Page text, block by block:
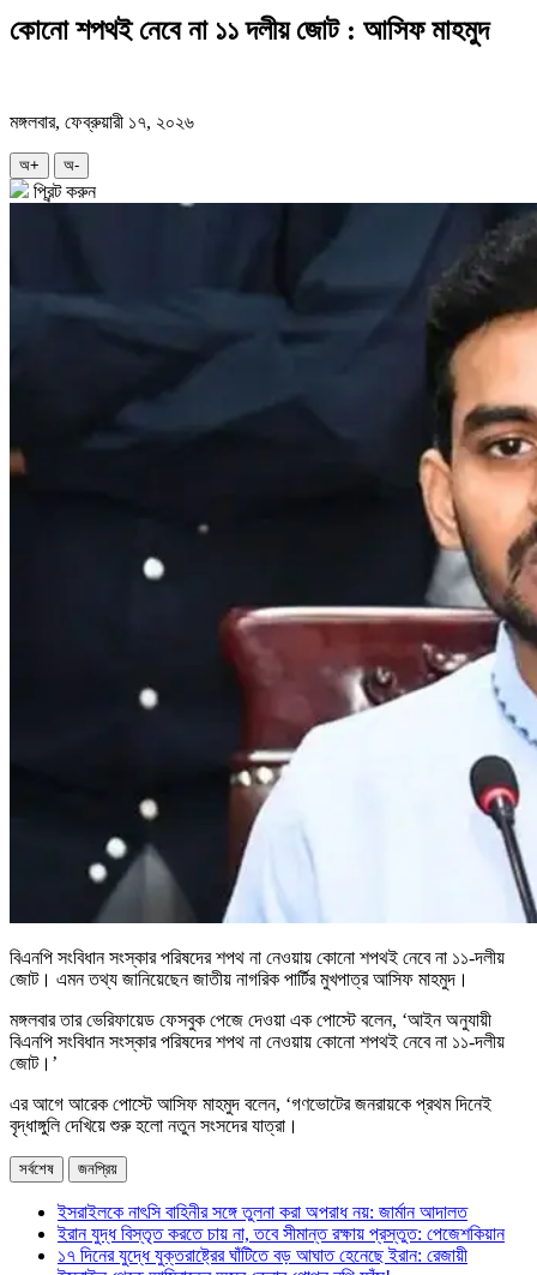
কোনো শপথই নেবে না ১১ দলীয় জোট : আসিফ মাহমুদ
মঙ্গলবার, ফেব্রুয়ারী ১৭, ২০২৬
অ+ অ-
প্রিন্ট করুন
বিএনপি সংবিধান সংস্কার পরিষদের শপথ না নেওয়ায় কোনো শপথই নেবে না ১১-দলীয়
জোট। এমন তথ্য জানিয়েছেন জাতীয় নাগরিক পার্টির মুখপাত্র আসিফ মাহমুদ।
মঙ্গলবার তার ভেরিফায়েড ফেসবুক পেজে দেওয়া এক পোস্টে বলেন, ‘আইন অনুযায়ী
বিএনপি সংবিধান সংস্কার পরিষদের শপথ না নেওয়ায় কোনো শপথই নেবে না ১১-দলীয়
জোট।’
এর আগে আরেক পোস্টে আসিফ মাহমুদ বলেন, ‘গণভোটের জনরায়কে প্রথম দিনেই
বৃদ্ধাঙ্গুলি দেখিয়ে শুরু হলো নতুন সংসদের যাত্রা।
সর্বশেষ জনপ্রিয়
ইসরাইলকে নাৎসি বাহিনীর সঙ্গে তুলনা করা অপরাধ নয়: জার্মান আদালত
ইরান যুদ্ধ বিস্তৃত করতে চায় না, তবে সীমান্ত রক্ষায় প্রস্তুত: পেজেশকিয়ান
১৭ দিনের যুদ্ধে যুক্তরাষ্ট্রের ঘাঁটিতে বড় আঘাত হেনেছে ইরান: রেজায়ী